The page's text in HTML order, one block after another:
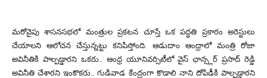
మరోవైపు శాసనసభలో మంత్రుల ప్రకటన చూస్తే ఒక పద్ధతి ప్రకారం అరెస్టులు
చేయాలని ఆలోచన చేస్తున్నట్టు కనిపిస్తోంది. ఆడుదాం ఆంధ్రాలో మంత్రి రోజా
అవినీతికి పాల్పడ్డారని ఒకరు.. ఆంధ్ర యూనివర్సిటీలో వైస్ ఛాన్స్లర్ ప్రసాద్ రెడ్డి
అవినీతి చేశారని ఇంకొకరు.. గుడివాడ కేంద్రంగా కొడాలి నాని దోపిడీకి పాల్పడ్డారని